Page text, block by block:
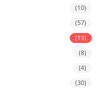
(10)
(57)
(19)
(8)
(4)
(30)